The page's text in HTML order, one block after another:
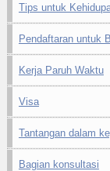
Tips untuk
Pendaftaran untuk
Kerja Paruh Waktu
Visa
Tantangan dalam
Bagian konsultasi